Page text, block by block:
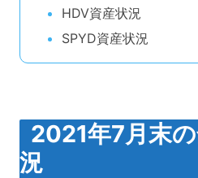
HDV資産状況
SPYD資産状況
2021年7月末
況